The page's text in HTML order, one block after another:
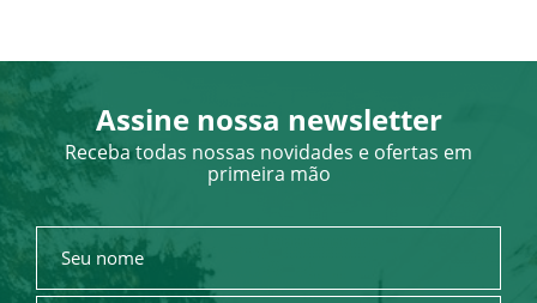
Assine nossa newsletter
Receba todas nossas novidades e ofertas em
primeira mão